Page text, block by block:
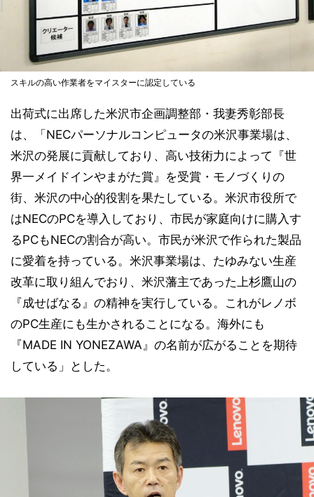
スキルの高い作業者をマイスターに認定している
出荷式に出席した米沢市企画調整部・我妻秀彰部長
は、「NECパーソナルコンピュータの米沢事業場は、
米沢の発展に貢献しており、高い技術力によって『世
界一メイドインやまがた賞』を受賞・モノづくりの
街、米沢の中心的役割を果たしている。米沢市役所で
はNECのPCを導入しており、市民が家庭向けに購入す
るPCもNECの割合が高い。市民が米沢で作られた製品
に愛着を持っている。米沢事業場は、たゆみない生産
改革に取り組んでおり、米沢藩主であった上杉鷹山の
『成せばなる』の精神を実行している。これがレノボ
のPC生産にも生かされることになる。海外にも
『MADE IN YONEZAWA』の名前が広がることを期待
している」とした。